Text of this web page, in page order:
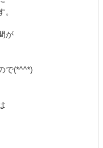
。
が
で(*^^*)